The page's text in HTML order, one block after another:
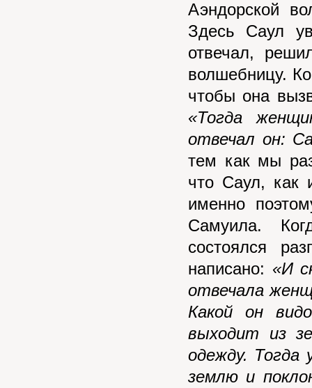
Аэндорской
Здесь Саул
отвечал,
волшебницу.
чтобы она
«Тогда
отвечал он:
тем как мы
что Саул, как
именно
Самуила.
состоялся
написано: «И
отвечала
Какой он
выходит из
одежду.
землю и